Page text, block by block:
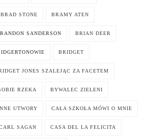
BRAD STONE BRAMY ATEN
SANDERSON BRIAN DEER
BRIDGET
JONES SZALEJĄC ZA FACETEM
RZEKA BYWALEC ZIELENI
UTWORY CAŁA SZKOŁA MÓWI O MNIE
SAGAN CASA DEL LA FELICITA